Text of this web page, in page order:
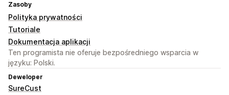
Zasoby
Polityka prywatności
Tutoriale
Dokumentacja aplikacji
Ten programista nie oferuje bezpośredniego wsparcia w
języku: Polski.
Deweloper
SureCust